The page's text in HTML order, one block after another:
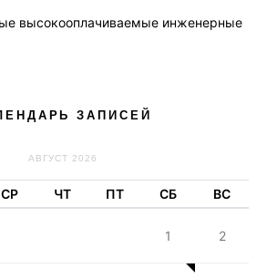
высокооплачиваемые инженерные
ЗАПИСЕЙ
АВГУСТ 2026
СР ЧТ ПТ СБ ВС
1 2